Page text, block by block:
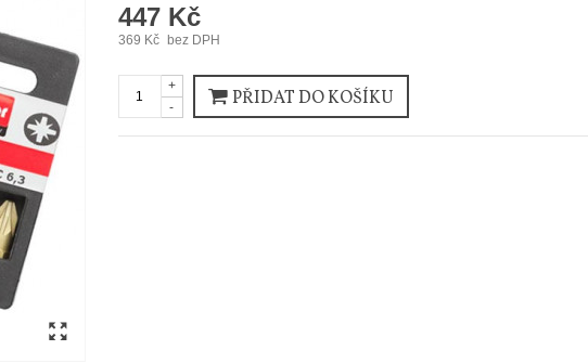
447 Kč
369 Kč bez DPH
-
+
PŘIDAT DO KOŠÍKU